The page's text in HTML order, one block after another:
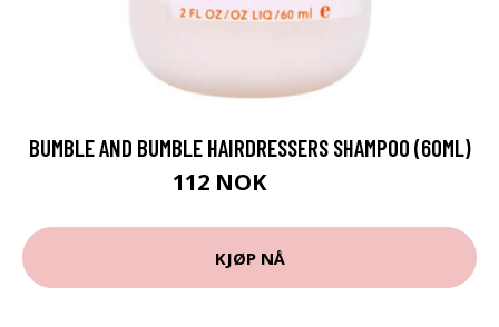
BUMBLE AND BUMBLE HAIRDRESSERS SHAMPOO (60ML)
112 NOK
KJØP NÅ